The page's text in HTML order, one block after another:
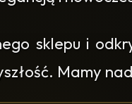
sklepu i
Mamy